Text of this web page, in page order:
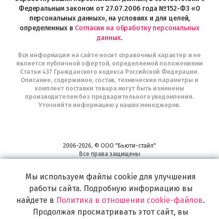
Федеральным законом от 27.07.2006 года №152-ФЗ «О
персональных данных», на условиях и для целей,
определенных в Согласии на обработку персональных
данных.
Вся информация на сайте носит справочный характер и не
является публичной офертой, определяемой положениями
Статьи 437 Гражданского кодекса Российской Федерации.
Описание, содержимое, состав, технические параметры и
комплект поставки товара могут быть изменены
производителем без предварительного уведомления.
Уточняйте информацию у наших менеджеров.
2006-2026, © ООО "Бьюти-стайл"
Все права защищены
Широкий выбор инструментов, аксессуаров и принадлежностей для
самых изысканных и необычных идей по созданию Вашего образа и стиля.
Мы используем файлы cookie для улучшения
работы сайта. Подробную информацию вы
найдете в Политика в отношении cookie-файлов.
Продолжая просматривать этот сайт, вы